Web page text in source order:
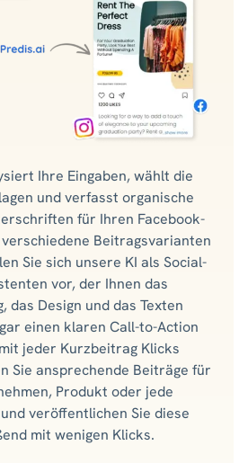
Ihre Eingaben, wählt die
und verfasst organische
für Ihren Facebook-
Beitragsvarianten
Sie sich unsere KI als Social-
vor, der Ihnen das
das Design und das Texten
einen klaren Call-to-Action
jeder Kurzbeitrag Klicks
Sie ansprechende Beiträge für
Produkt oder jede
veröffentlichen Sie diese
mit wenigen Klicks.